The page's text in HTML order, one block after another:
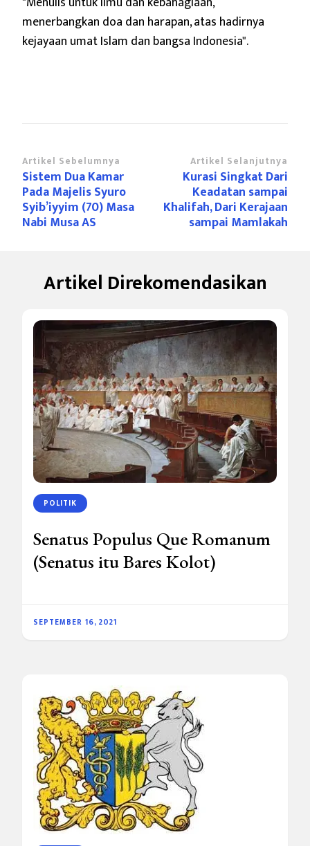
menerbangkan doa dan harapan,atas hadirnya
kejayaan umat Islam dan bangsa Indonesia".
Navigasi
Artikel
Artikel Sebelumnya
Sistem Dua Kamar
Pada Majelis Syuro
Syib’iyyim (70) Masa
Nabi Musa AS
Artikel Selanjutnya
Kurasi Singkat Dari
Keadatan sampai
Khalifah, Dari Kerajaan
sampai Mamlakah
Artikel Direkomendasikan
POLITIK
Senatus Populus Que Romanum
(Senatus itu Bares Kolot)
SEPTEMBER 16, 2021